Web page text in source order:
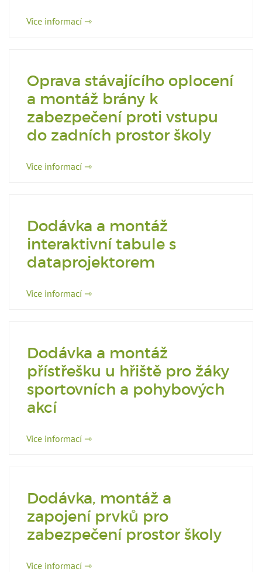
Více informací ⇾
Oprava stávajícího oplocení
a montáž brány k
zabezpečení proti vstupu
do zadních prostor školy
Více informací ⇾
Dodávka a montáž
interaktivní tabule s
dataprojektorem
Více informací ⇾
Dodávka a montáž
přístřešku u hřiště pro žáky
sportovních a pohybových
akcí
Více informací ⇾
Dodávka, montáž a
zapojení prvků pro
zabezpečení prostor školy
Více informací ⇾